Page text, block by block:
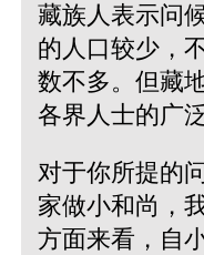
藏族人表示问
的人口较少，
数不多。但藏
各界人士的广
对于你所提的
家做小和尚，
方面来看，自